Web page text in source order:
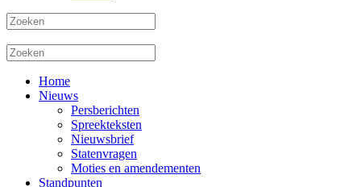
Home
Nieuws
Persberichten
Spreekteksten
Nieuwsbrief
Statenvragen
Moties en amendementen
Standpunten